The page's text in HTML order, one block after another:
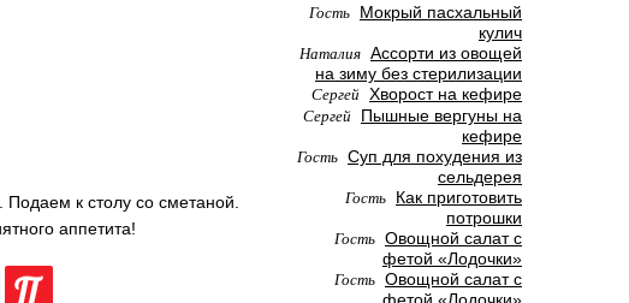
к столу со сметаной.
аппетита!
Гость Мокрый пасхальный
кулич
Наталия Ассорти из овощей
на зиму без стерилизации
Сергей Хворост на кефире
Сергей Пышные вергуны на
кефире
Гость Суп для похудения из
сельдерея
Гость Как приготовить
потрошки
Гость Овощной салат с
фетой «Лодочки»
Гость Овощной салат с